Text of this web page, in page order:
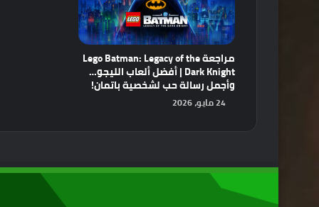
مراجعة Lego Batman: Legacy of the
Dark Knight | أفضل ألعاب الليجو…
وأجمل رسالة حب لشخصية باتمان!
24 مايو، 2026